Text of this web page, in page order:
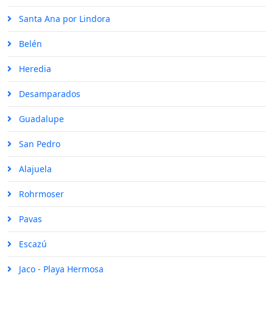
Santa Ana por Lindora
Belén
Heredia
Desamparados
Guadalupe
San Pedro
Alajuela
Rohrmoser
Pavas
Escazú
Jaco - Playa Hermosa